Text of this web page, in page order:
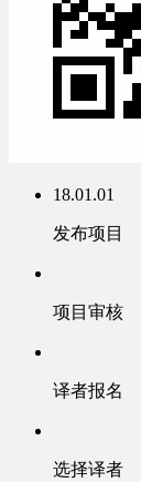
18.01.01
发布项目
项目审核
译者报名
选择译者